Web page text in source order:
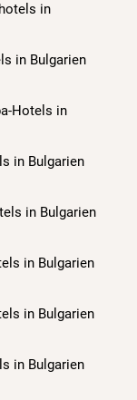
in
in Bulgarien
Hotels in
in Bulgarien
in Bulgarien
in Bulgarien
in Bulgarien
in Bulgarien